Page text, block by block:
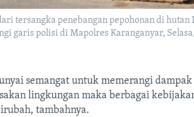
tersangka penebangan pepohonan di hutan
garis polisi di Mapolres Karanganyar,
semangat untuk memerangi
lingkungan maka berbagai
tambahnya.